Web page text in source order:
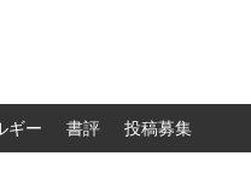
ギー 書評 投稿募集